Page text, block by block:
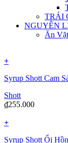
TRÁI
NGUYÊN
Ăn Vặt
+
Syrup Shott Cam
Shott
₫255.000
+
Syrup Shott Ổi